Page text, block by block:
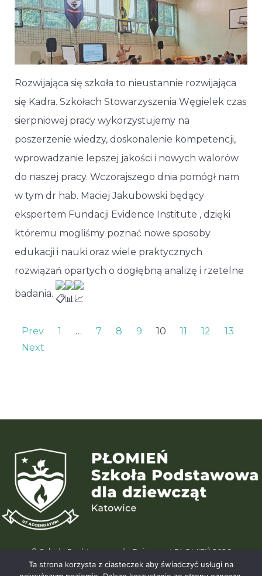
Rozwijająca się szkoła to nieustannie rozwijająca
się Kadra. Szkołach Stowarzyszenia Węgielek czas
sierpniowej pracy wykorzystujemy na
poszerzenie wiedzy, doskonalenie kompetencji,
wprowadzanie lepszej jakości i nowych walorów
do naszej pracy. Wczorajszego dnia pomógł nam
w tym dr hab. Maciej Jakubowski będący
ekspertem Fundacji Evidence Institute , dzięki
któremu mogliśmy poznać nowe sposoby
edukacji i nauki oraz wiele praktycznych
rozwiązań opartych o dogłębną analizę i rzetelne
badania.
Prev 1 … 7 8 9 10 11 12
13
Next
© Szkoła Podstawowa dla Dziewcząt PŁOMIEŃ 2026
ul. Karliczka 15 | 40-488 Katowice (Giszowiec) | tel. +48 664 195 196
Ta strona korzysta z ciasteczek aby świadczyć usługi na